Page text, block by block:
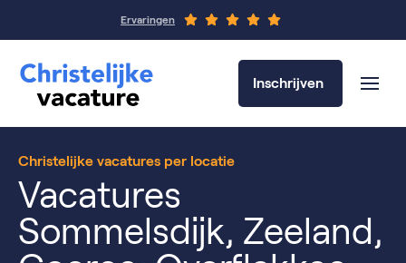
Ervaringen
Inschrijven
Christelijke vacatures per locatie
Vacatures
Sommelsdijk, Zeeland,